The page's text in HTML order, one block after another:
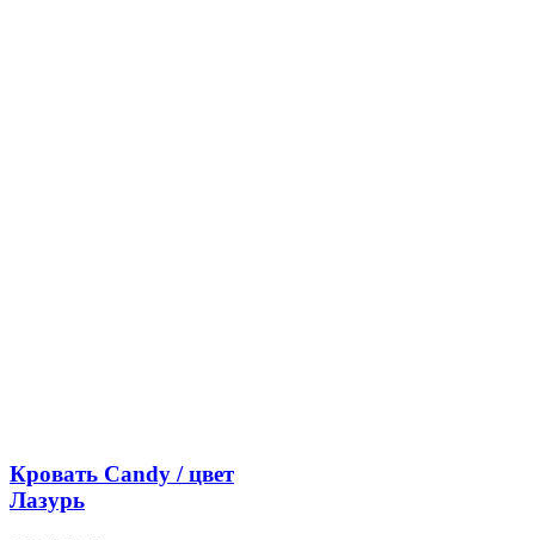
Кровать Candy / цвет
Лазурь